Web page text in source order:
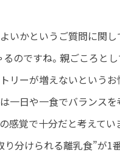
いかというご質問に関
のですね。親ごころと
リーが増えないというお
一日や一食でバランス
感覚で十分だと考えてい
り分けられる離乳食”が1